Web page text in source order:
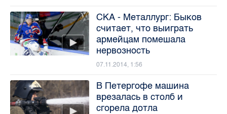
СКА - Металлург: Быков
считает, что выиграть
армейцам помешала
нервозность
07.11.2014, 1:56
В Петергофе машина
врезалась в столб и
сгорела дотла